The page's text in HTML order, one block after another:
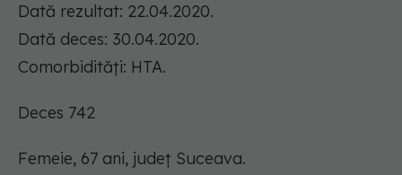
Dată rezultat: 22.04.2020.
Dată deces: 30.04.2020.
Comorbidități: HTA.
Deces 742
Femeie, 67 ani, județ Suceava.